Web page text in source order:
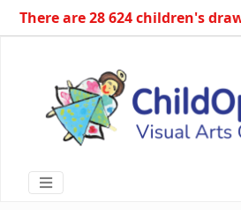
There are 28 624 children's